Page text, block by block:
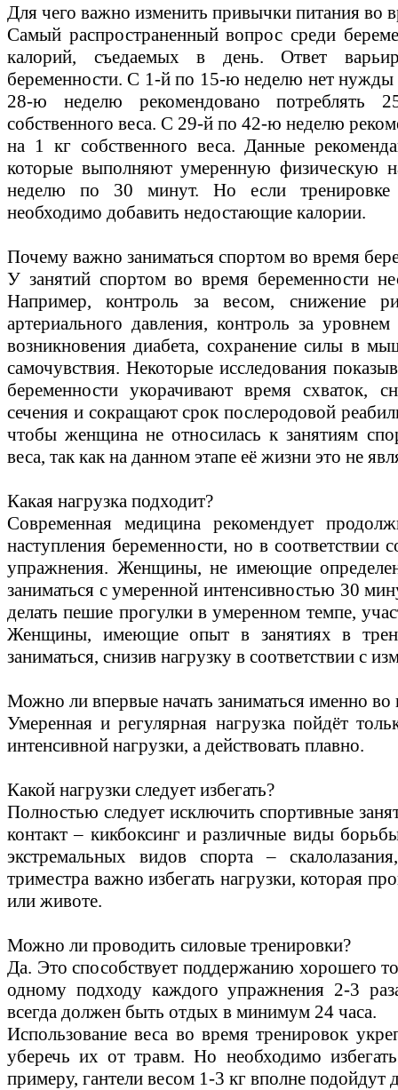
Для чего важно изменить привычки питания во
Самый распространенный вопрос среди
калорий, съедаемых в день. Ответ
беременности. С 1-й по 15-ю неделю нет
28-ю неделю рекомендовано
собственного веса. С 29-й по 42-ю неделю
на 1 кг собственного веса. Данные
которые выполняют умеренную физическую
неделю по 30 минут. Но если тренировке
необходимо добавить недостающие калории.
Почему важно заниматься спортом во время
У занятий спортом во время беременности
Например, контроль за весом, снижение
артериального давления, контроль за
возникновения диабета, сохранение силы в
самочувствия. Некоторые исследования
беременности укорачивают время схваток,
сечения и сокращают срок послеродовой
чтобы женщина не относилась к занятиям
веса, так как на данном этапе её жизни это не
Какая нагрузка подходит?
Современная медицина рекомендует
наступления беременности, но в соответствии
упражнения. Женщины, не имеющие
заниматься с умеренной интенсивностью 30
делать пешие прогулки в умеренном темпе,
Женщины, имеющие опыт в занятиях в
заниматься, снизив нагрузку в соответствии с
Можно ли впервые начать заниматься именно во
Умеренная и регулярная нагрузка пойдёт
интенсивной нагрузки, а действовать плавно.
Какой нагрузки следует избегать?
Полностью следует исключить спортивные
контакт – кикбоксинг и различные виды
экстремальных видов спорта –
триместра важно избегать нагрузки, которая
или животе.
Можно ли проводить силовые тренировки?
Да. Это способствует поддержанию хорошего
одному подходу каждого упражнения 2-3
всегда должен быть отдых в минимум 24 часа.
Использование веса во время тренировок
уберечь их от травм. Но необходимо
примеру, гантели весом 1-3 кг вполне